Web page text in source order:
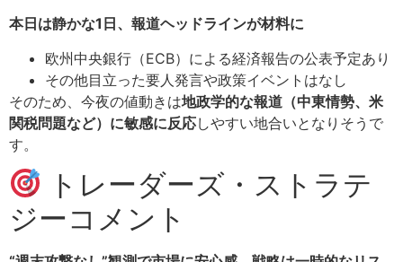
本日は静かな1日、報道ヘッドラインが材料に
欧州中央銀行（ECB）による経済報告の公表予定あり
その他目立った要人発言や政策イベントはなし
そのため、今夜の値動きは地政学的な報道（中東情勢、米
関税問題など）に敏感に反応しやすい地合いとなりそうで
す。
トレーダーズ・ストラテ
ジーコメント